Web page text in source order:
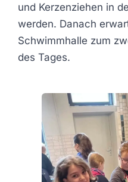
und Kerzenziehen in
werden. Danach
Schwimmhalle zum
des Tages.